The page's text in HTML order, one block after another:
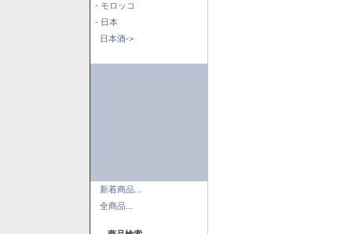
- モロッコ
- 日本
日本酒->
新着商品...
全商品...